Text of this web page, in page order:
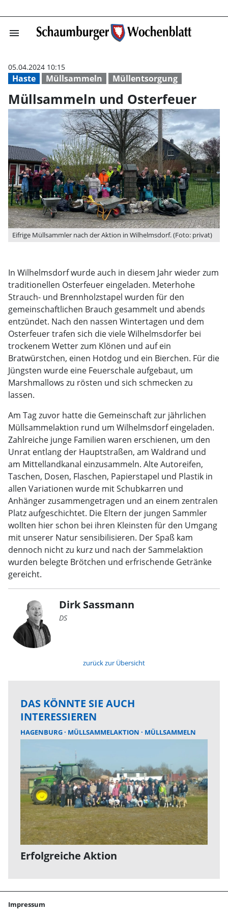
menu Müllsammeln
Haste Müllsammeln Müllentsorgung
05.04.2024 10:15
Müllsammeln und Osterfeuer
Eifrige Müllsammler nach der Aktion in Wilhelmsdorf. (Foto: privat)
In Wilhelmsdorf wurde auch in diesem Jahr wieder zum
traditionellen Osterfeuer eingeladen. Meterhohe
Strauch- und Brennholzstapel wurden für den
gemeinschaftlichen Brauch gesammelt und abends
entzündet. Nach den nassen Wintertagen und dem
Osterfeuer trafen sich die viele Wilhelmsdorfer bei
trockenem Wetter zum Klönen und auf ein
Bratwürstchen, einen Hotdog und ein Bierchen. Für die
Jüngsten wurde eine Feuerschale aufgebaut, um
Marshmallows zu rösten und sich schmecken zu
lassen.
Am Tag zuvor hatte die Gemeinschaft zur jährlichen
Müllsammelaktion rund um Wilhelmsdorf eingeladen.
Zahlreiche junge Familien waren erschienen, um den
Unrat entlang der Hauptstraßen, am Waldrand und
am Mittellandkanal einzusammeln. Alte Autoreifen,
Taschen, Dosen, Flaschen, Papierstapel und Plastik in
allen Variationen wurde mit Schubkarren und
Anhänger zusammengetragen und an einem zentralen
Platz aufgeschichtet. Die Eltern der jungen Sammler
wollten hier schon bei ihren Kleinsten für den Umgang
mit unserer Natur sensibilisieren. Der Spaß kam
dennoch nicht zu kurz und nach der Sammelaktion
wurden belegte Brötchen und erfrischende Getränke
gereicht.
Dirk Sassmann
DS
zurück zur Übersicht
DAS KÖNNTE SIE AUCH
INTERESSIEREN
HAGENBURG MÜLLSAMMELAKTION MÜLLSAMMELN
Erfolgreiche Aktion
Impressum